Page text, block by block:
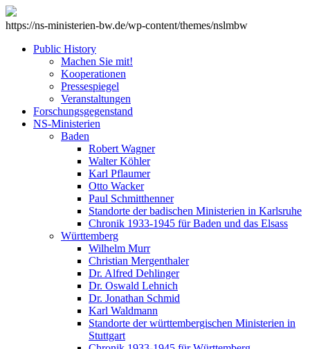
https://ns-ministerien-bw.de/wp-content/themes/nslmbw
Public History
Machen Sie mit!
Kooperationen
Pressespiegel
Veranstaltungen
Forschungsgegenstand
NS-Ministerien
Baden
Robert Wagner
Walter Köhler
Karl Pflaumer
Otto Wacker
Paul Schmitthenner
Standorte der badischen Ministerien in Karlsruhe
Chronik 1933-1945 für Baden und das Elsass
Württemberg
Wilhelm Murr
Christian Mergenthaler
Dr. Alfred Dehlinger
Dr. Oswald Lehnich
Dr. Jonathan Schmid
Karl Waldmann
Standorte der württembergischen Ministerien in
Stuttgart